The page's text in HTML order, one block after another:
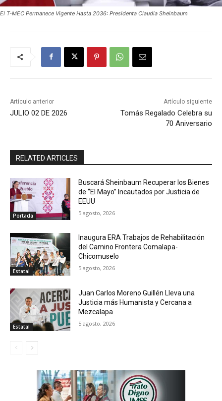
El T-MEC Permanece Vigente Hasta 2036: Presidenta Claudia Sheinbaum
Artículo anterior
JULIO 02 DE 2026
Artículo siguiente
Tomás Regalado Celebra su
70 Aniversario
RELATED ARTICLES
Portada
Buscará Sheinbaum Recuperar los Bienes
de “El Mayo” Incautados por Justicia de
EEUU
5 agosto, 2026
Estatal
Inaugura ERA Trabajos de Rehabilitación
del Camino Frontera Comalapa-
Chicomuselo
5 agosto, 2026
Estatal
Juan Carlos Moreno Guillén Lleva una
Justicia más Humanista y Cercana a
Mezcalapa
5 agosto, 2026